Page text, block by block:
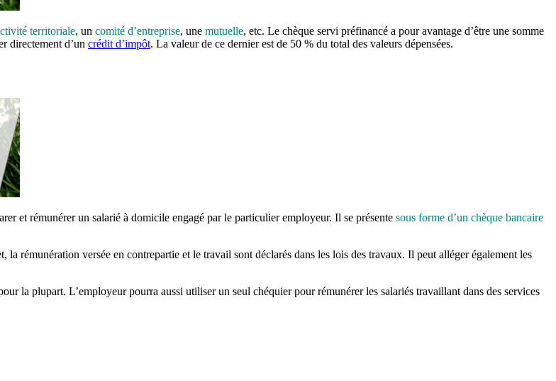
territoriale, un comité d’entreprise, une mutuelle, etc. Le chèque servi préfinancé a pour avantage d’être une somme
directement d’un crédit d’impôt. La valeur de ce dernier est de 50 % du total des valeurs dépensées.
et rémunérer un salarié à domicile engagé par le particulier employeur. Il se présente sous forme d’un chèque bancaire
rémunération versée en contrepartie et le travail sont déclarés dans les lois des travaux. Il peut alléger également les
la plupart. L’employeur pourra aussi utiliser un seul chéquier pour rémunérer les salariés travaillant dans des services